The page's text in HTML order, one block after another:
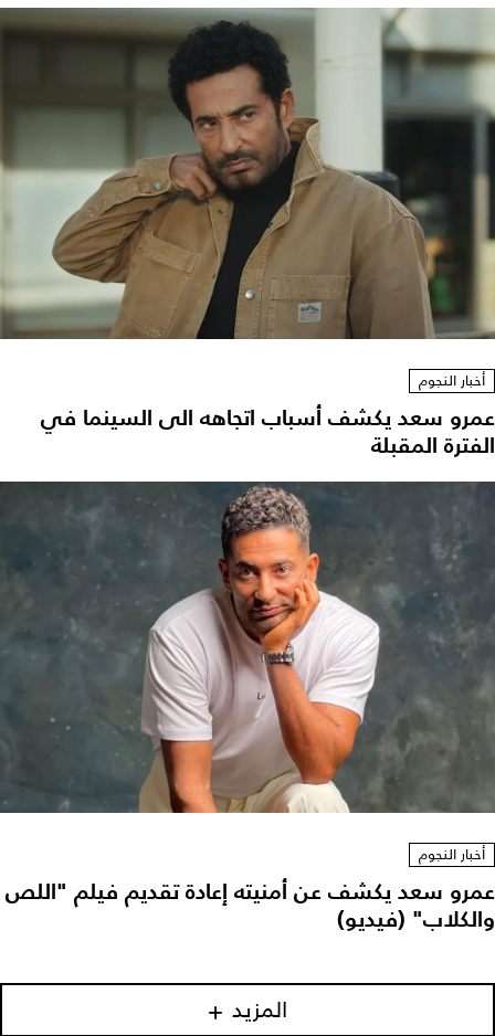
أخبار النجوم
عمرو سعد يكشف أسباب اتجاهه الى السينما في
الفترة المقبلة
أخبار النجوم
عمرو سعد يكشف عن أمنيته إعادة تقديم فيلم "اللص
والكلاب" (فيديو)
المزيد